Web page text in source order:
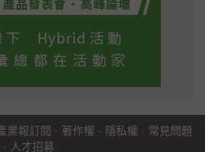
業報訂閱 · 著作權 · 隱私權 · 常見問題
· 人才招募